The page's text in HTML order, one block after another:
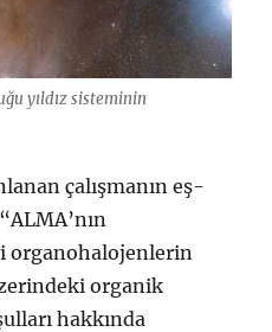
yıldız sisteminin
çalışmanın eş-
organohalojenlerin
organik
hakkında